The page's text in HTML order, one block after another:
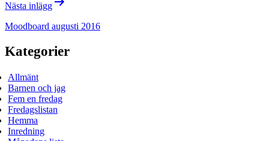
Nästa inlägg
Moodboard augusti 2016
Kategorier
Allmänt
Barnen och jag
Fem en fredag
Fredagslistan
Hemma
Inredning